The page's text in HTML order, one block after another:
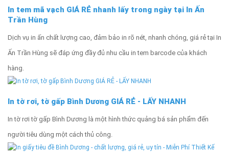
In tem mã vạch GIÁ RẺ nhanh lấy trong ngày tại In Ấn
Trần Hùng
Dịch vụ in ấn chất lượng cao, đảm bảo in rõ nét, nhanh chóng, giá rẻ tại In
Ấn Trần Hùng sẽ đáp ứng đầy đủ nhu cầu in tem barcode của khách
hàng.
In tờ rơi, tờ gấp Bình Dương GIÁ RẺ - LẤY NHANH
In tờ rơi tờ gấp Bình Dương là một hình thức quảng bá sản phẩm đến
người tiêu dùng một cách thủ công.